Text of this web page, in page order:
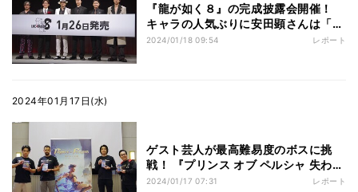
『龍が如く８』の完成披露会開催！
キャラの人気ぶりに安田顕さんは「み
んな難波を求めている」
2024/01/18 09:54 レポート
2024年01月17日(水)
ゲスト芸人が最高難易度のボスに挑
戦！ 『プリンス オブ ペルシャ 失われ
た王冠』発売記念イベント
2024/01/17 07:31 レポート